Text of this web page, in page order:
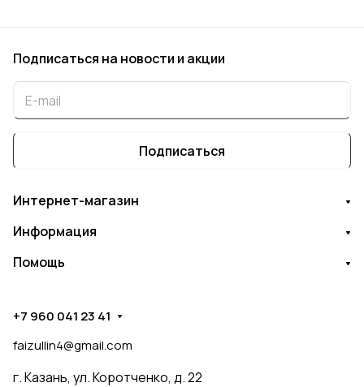
Подписаться на новости и акции
Подписаться
Интернет-магазин
Информация
Помощь
+7 960 041 23 41
faizullin4@gmail.com
г. Казань, ул. Коротченко, д. 22